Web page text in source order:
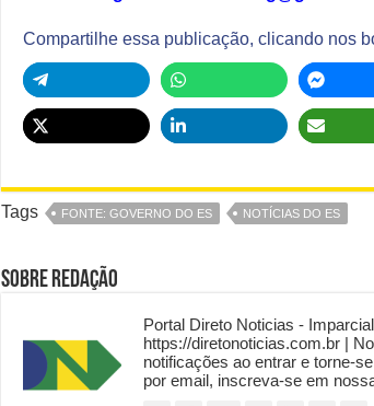
Compartilhe essa publicação, clicando nos
Tags FONTE: GOVERNO DO ES NOTÍCIAS DO ES
Sobre Redação
Portal Direto Noticias -
https://diretonoticias.com.br |
notificações ao entrar e torne-
por email, inscreva-se em